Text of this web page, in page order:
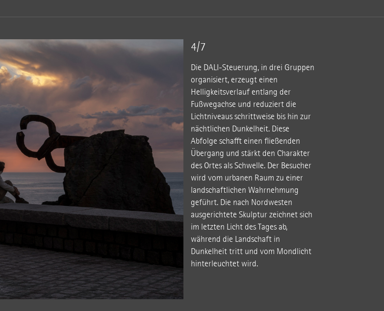
4/7
Die DALI-Steuerung, in drei Gruppen
organisiert, erzeugt einen
Helligkeitsverlauf entlang der
Fußwegachse und reduziert die
Lichtniveaus schrittweise bis hin zur
nächtlichen Dunkelheit. Diese
Abfolge schafft einen fließenden
Übergang und stärkt den Charakter
des Ortes als Schwelle. Der Besucher
wird vom urbanen Raum zu einer
landschaftlichen Wahrnehmung
geführt. Die nach Nordwesten
ausgerichtete Skulptur zeichnet sich
im letzten Licht des Tages ab,
während die Landschaft in
Dunkelheit tritt und vom Mondlicht
hinterleuchtet wird.